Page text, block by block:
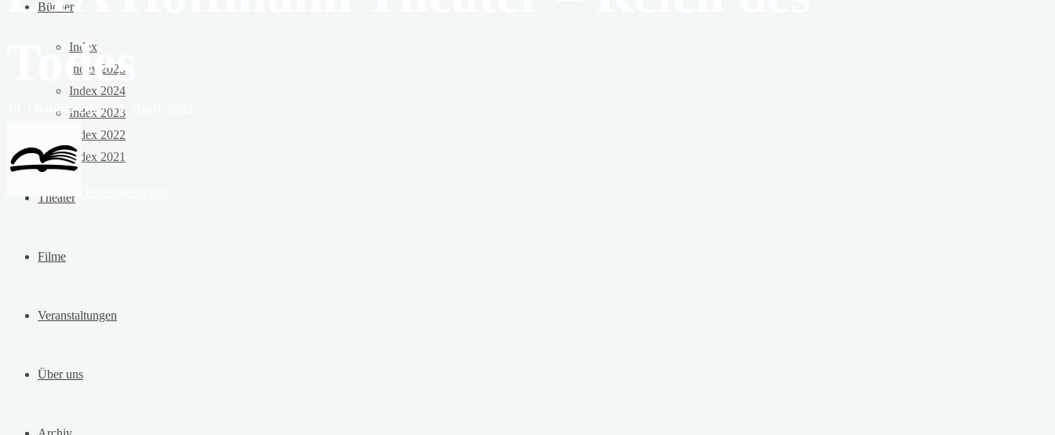
Bücher
Index
Index 2025
Index 2024
Index 2023
Index 2022
Index 2021
Theater
Filme
Veranstaltungen
Über uns
Todes
19. Oktober 202119. April 2022